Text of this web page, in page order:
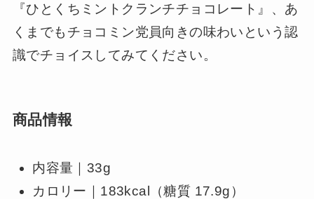
『ひとくちミントクランチチョコレート』、あ
くまでもチョコミン党員向きの味わいという認
識でチョイスしてみてください。
商品情報
内容量｜33g
カロリー｜183kcal（糖質 17.9g）